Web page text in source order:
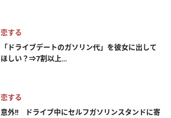
恋する
「ドライブデートのガソリン代」を彼女に出して
ほしい？⇒7割以上...
恋する
意外!! ドライブ中にセルフガソリンスタンドに寄